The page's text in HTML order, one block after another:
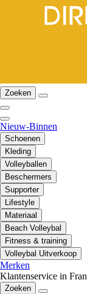
Zoeken
Nieuw-Binnen
Schoenen
Kleding
Volleyballen
Beschermers
Supporter
Lifestyle
Materiaal
Beach Volleybal
Fitness & training
Volleybal Uitverkoop
Merken
Klantenservice in
Zoeken